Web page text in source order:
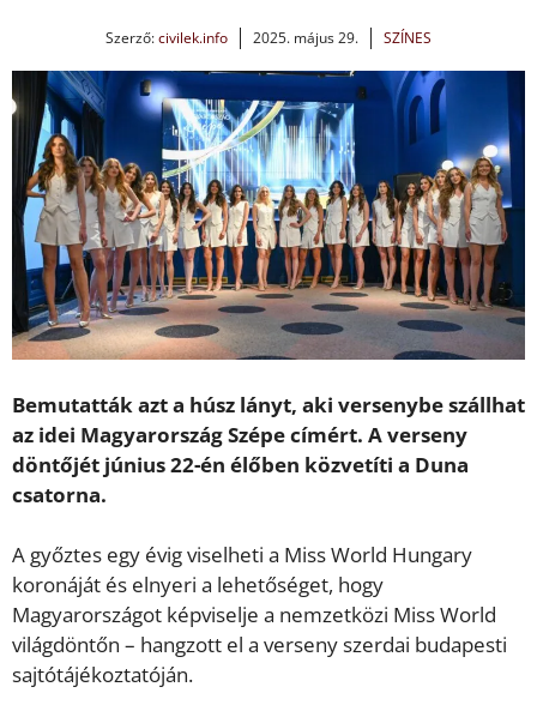
Szerző:civilek.info 2025. május 29. SZÍNES
Bemutatták azt a húsz lányt, aki versenybe szállhat
az idei Magyarország Szépe címért. A verseny
döntőjét június 22-én élőben közvetíti a Duna
csatorna.
A győztes egy évig viselheti a Miss World Hungary
koronáját és elnyeri a lehetőséget, hogy
Magyarországot képviselje a nemzetközi Miss World
világdöntőn – hangzott el a verseny szerdai budapesti
sajtótájékoztatóján.